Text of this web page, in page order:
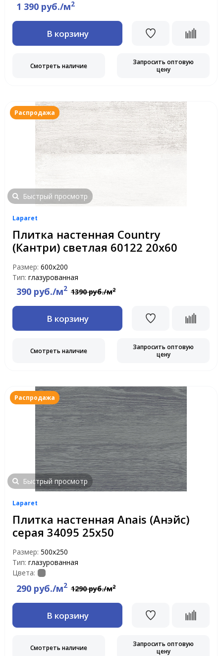
1 390 руб./м2
В корзину
Смотреть наличие
Запросить оптовую
цену
Распродажа
Быстрый просмотр
Laparet
Плитка настенная Country
(Кантри) светлая 60122 20х60
Размер: 600х200
Тип: глазурованная
390 руб./м2 1390 руб./м2
В корзину
Смотреть наличие
Запросить оптовую
цену
Распродажа
Быстрый просмотр
Laparet
Плитка настенная Anais (Анэйс)
серая 34095 25х50
Размер: 500х250
Тип: глазурованная
Цвета:
290 руб./м2 1290 руб./м2
В корзину
Смотреть наличие
Запросить оптовую
цену